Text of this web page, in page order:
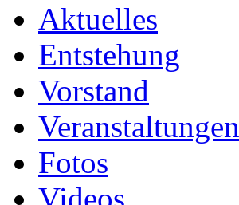
Aktuelles
Entstehung
Vorstand
Veranstaltungen
Fotos